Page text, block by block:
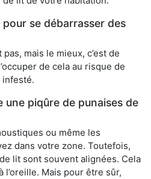
se débarrasser des
mais le mieux, c’est de
de cela au risque de
infesté.
piqûre de punaises de
ou même les
dans votre zone. Toutefois,
lit sont souvent alignées. Cela
l’oreille. Mais pour être sûr,